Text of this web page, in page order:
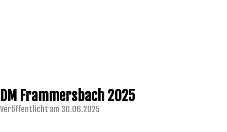
DM Frammersbach 2025
Veröffentlicht am 30.06.2025